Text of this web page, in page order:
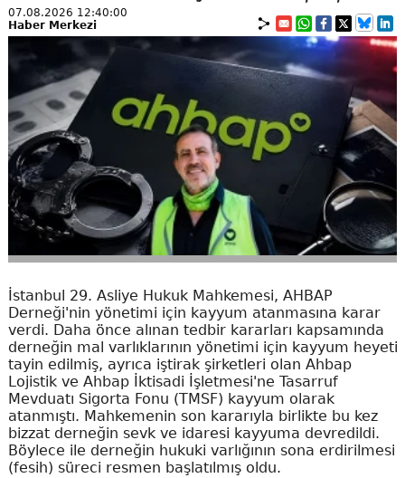
07.08.2026 12:40:00
Haber Merkezi
İstanbul 29. Asliye Hukuk Mahkemesi, AHBAP
Derneği'nin yönetimi için kayyum atanmasına karar
verdi. Daha önce alınan tedbir kararları kapsamında
derneğin mal varlıklarının yönetimi için kayyum heyeti
tayin edilmiş, ayrıca iştirak şirketleri olan Ahbap
Lojistik ve Ahbap İktisadi İşletmesi'ne Tasarruf
Mevduatı Sigorta Fonu (TMSF) kayyum olarak
atanmıştı. Mahkemenin son kararıyla birlikte bu kez
bizzat derneğin sevk ve idaresi kayyuma devredildi.
Böylece ile derneğin hukuki varlığının sona erdirilmesi
(fesih) süreci resmen başlatılmış oldu.